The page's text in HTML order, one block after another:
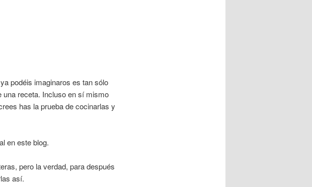
podéis imaginaros es tan sólo
una receta. Incluso en sí mismo
has la prueba de cocinarlas y
en este blog.
pero la verdad, para después
así.